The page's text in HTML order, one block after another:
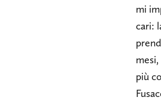
mi
cari:
più